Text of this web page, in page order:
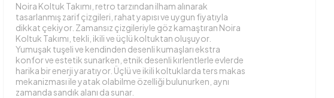
Noira Koltuk Takımı, retro tarzından ilham alınarak
tasarlanmış zarif çizgileri, rahat yapısı ve uygun fiyatıyla
dikkat çekiyor. Zamansız çizgileriyle göz kamaştıran Noira
Koltuk Takımı, tekli, ikili ve üçlü koltuktan oluşuyor.
Yumuşak tuşeli ve kendinden desenli kumaşları ekstra
konfor ve estetik sunarken, etnik desenli kırlentlerle evlerde
harika bir enerji yaratıyor. Üçlü ve ikili koltuklarda ters makas
mekanizması ile yatak olabilme özelliği bulunurken, aynı
zamanda sandık alanı da sunar.